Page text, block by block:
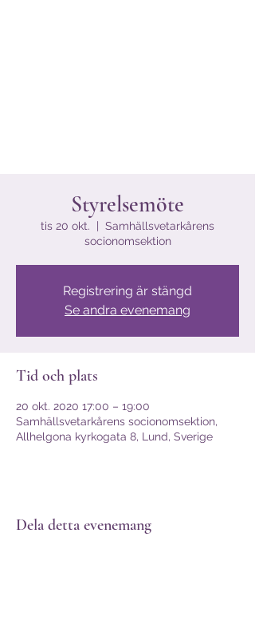
Styrelsemöte
tis 20 okt.
Samhällsvetarkårens
socionomsektion
Registrering är stängd
Se andra evenemang
Tid och plats
20 okt. 2020 17:00 – 19:00
Samhällsvetarkårens socionomsektion,
Allhelgona kyrkogata 8, Lund, Sverige
Dela detta evenemang